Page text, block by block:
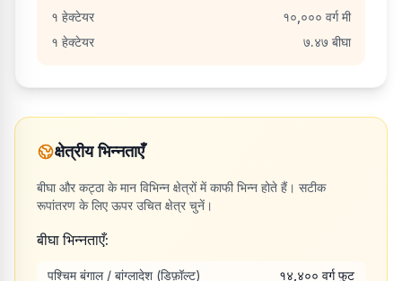
१ हेक्टेयर १०,००० वर्ग मी
१ हेक्टेयर ७.४७ बीघा
क्षेत्रीय भिन्नताएँ
बीघा और कट्ठा के मान विभिन्न क्षेत्रों में काफी भिन्न होते हैं। सटीक
रूपांतरण के लिए ऊपर उचित क्षेत्र चुनें।
बीघा भिन्नताएँ:
पश्चिम बंगाल / बांग्लादेश (डिफ़ॉल्ट) १४,४०० वर्ग फुट